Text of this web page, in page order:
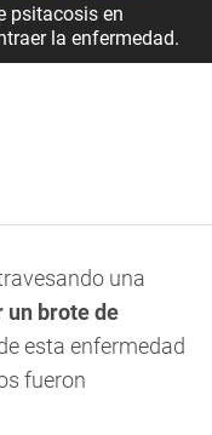
psitacosis en
la enfermedad.
una
brote de
esta enfermedad
fueron